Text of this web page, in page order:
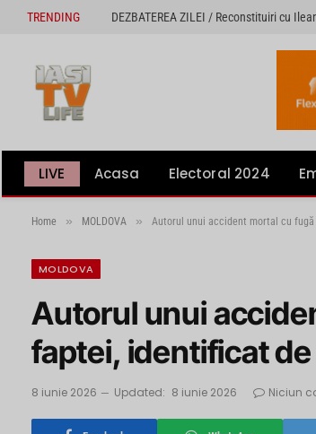
TRENDING DEZBATEREA ZILEI / Reconstituiri cu
LIVE Acasa Electoral 2024
Home » MOLDOVA » Autorul unui accident mortal cu
MOLDOVA
Autorul unui
faptei, identificat
8 iunie 2026 Updated: 8 iunie 2026 Niciun